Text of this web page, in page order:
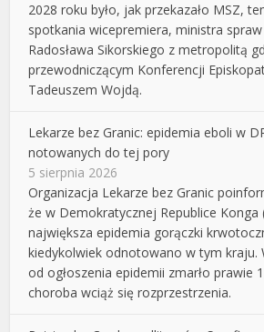
2028 roku było, jak przekazało MSZ,
spotkania wicepremiera, ministra
Radosława Sikorskiego z metropolitą
przewodniczącym Konferencji
Tadeuszem Wojdą.
Lekarze bez Granic: epidemia eboli w
notowanych do tej pory
5 sierpnia 2026
Organizacja Lekarze bez Granic
że w Demokratycznej Republice Konga
największa epidemia gorączki
kiedykolwiek odnotowano w tym kraju.
od ogłoszenia epidemii zmarło prawie
choroba wciąż się rozprzestrzenia.